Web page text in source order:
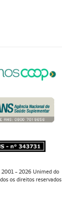
2001 - 2026 Unimed do
os direitos reservados